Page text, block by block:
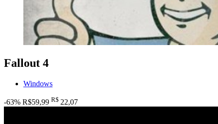
Fallout 4
Windows
-63% R$59,99 R$ 22,07